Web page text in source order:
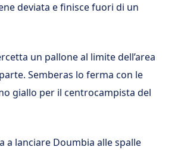
deviata e finisce fuori di un
un pallone al limite dell’area
Semberas lo ferma con le
giallo per il centrocampista del
a lanciare Doumbia alle spalle